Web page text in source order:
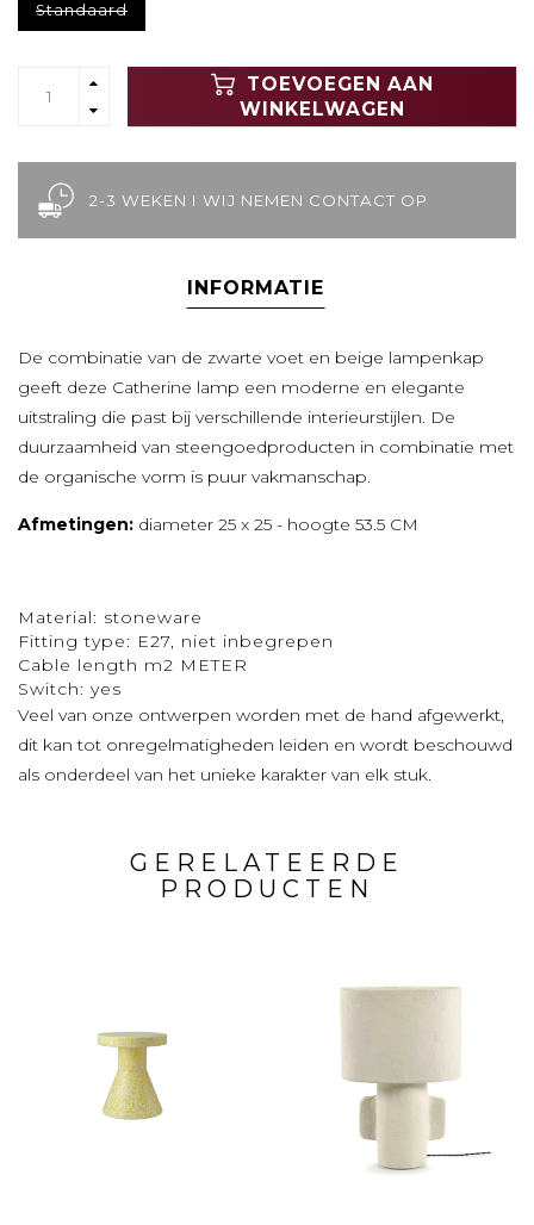
Standaard
TOEVOEGEN AAN
WINKELWAGEN
2-3 WEKEN I WIJ NEMEN CONTACT OP
INFORMATIE
De combinatie van de zwarte voet en beige lampenkap
geeft deze Catherine lamp een moderne en elegante
uitstraling die past bij verschillende interieurstijlen. De
duurzaamheid van steengoedproducten in combinatie met
de organische vorm is puur vakmanschap.
Afmetingen: diameter 25 x 25 - hoogte 53.5 CM
Material: stoneware
Fitting type: E27, niet inbegrepen
Cable length m2 METER
Switch: yes
Veel van onze ontwerpen worden met de hand afgewerkt,
dit kan tot onregelmatigheden leiden en wordt beschouwd
als onderdeel van het unieke karakter van elk stuk.
GERELATEERDE
PRODUCTEN